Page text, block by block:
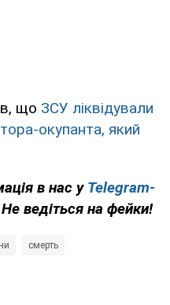
що ЗСУ ліквідували
окупанта, який
в нас у Telegram-
ведіться на фейки!
смерть